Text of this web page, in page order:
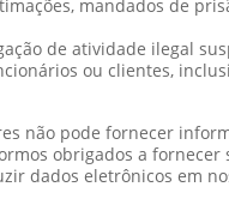
mandados de
de atividade ilegal
ou clientes,
não pode fornecer
obrigados a
dados eletrônicos em